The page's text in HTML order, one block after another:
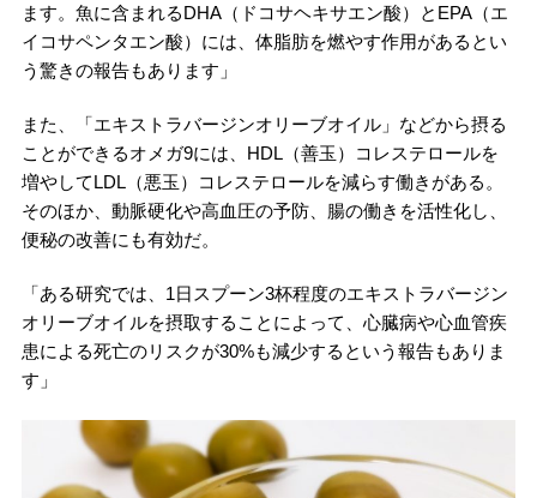
ます。魚に含まれるDHA（ドコサヘキサエン酸）とEPA（エ
イコサペンタエン酸）には、体脂肪を燃やす作用があるとい
う驚きの報告もあります」
また、「エキストラバージンオリーブオイル」などから摂る
ことができるオメガ9には、HDL（善玉）コレステロールを
増やしてLDL（悪玉）コレステロールを減らす働きがある。
そのほか、動脈硬化や高血圧の予防、腸の働きを活性化し、
便秘の改善にも有効だ。
「ある研究では、1日スプーン3杯程度のエキストラバージン
オリーブオイルを摂取することによって、心臓病や心血管疾
患による死亡のリスクが30%も減少するという報告もありま
す」